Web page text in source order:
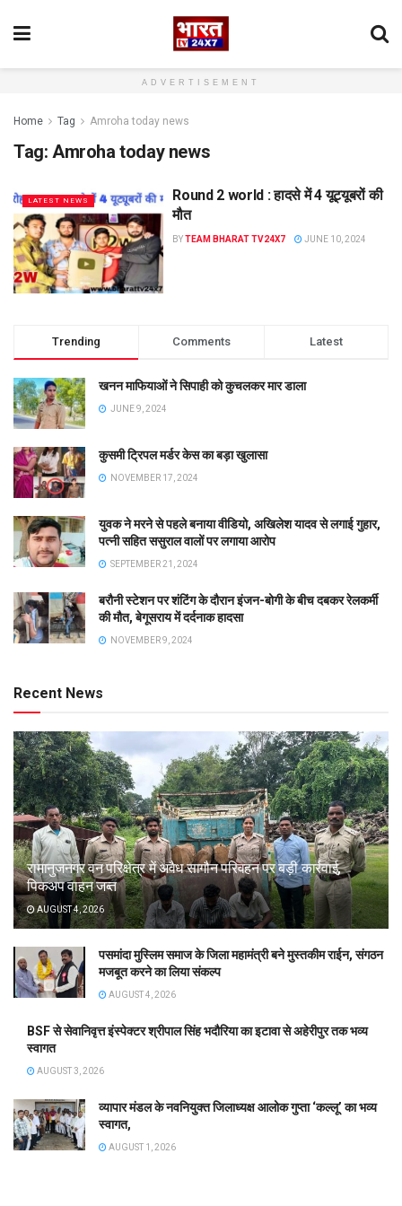
ADVERTISEMENT
Home Tag Amroha today news
Tag: Amroha today news
LATEST NEWS
Round 2 world : हादसे में 4 यूट्यूबरों की
मौत
BYTEAM BHARAT TV24X7 JUNE 10, 2024
Trending Comments Latest
खनन माफियाओं ने सिपाही को कुचलकर मार डाला
JUNE 9, 2024
कुसमी ट्रिपल मर्डर केस का बड़ा खुलासा
NOVEMBER 17, 2024
युवक ने मरने से पहले बनाया वीडियो, अखिलेश यादव से लगाई गुहार,
पत्नी सहित ससुराल वालों पर लगाया आरोप
SEPTEMBER 21, 2024
बरौनी स्टेशन पर शंटिंग के दौरान इंजन-बोगी के बीच दबकर रेलकर्मी
की मौत, बेगूसराय में दर्दनाक हादसा
NOVEMBER 9, 2024
Recent News
रामानुजनगर वन परिक्षेत्र में अवैध सागौन परिवहन पर बड़ी कार्रवाई,
पिकअप वाहन जब्त
AUGUST 4, 2026
पसमांदा मुस्लिम समाज के जिला महामंत्री बने मुस्तकीम राईन, संगठन
मजबूत करने का लिया संकल्प
AUGUST 4, 2026
BSF से सेवानिवृत्त इंस्पेक्टर श्रीपाल सिंह भदौरिया का इटावा से अहेरीपुर तक भव्य
स्वागत
AUGUST 3, 2026
व्यापार मंडल के नवनियुक्त जिलाध्यक्ष आलोक गुप्ता ‘कल्लू’ का भव्य
स्वागत,
AUGUST 1, 2026